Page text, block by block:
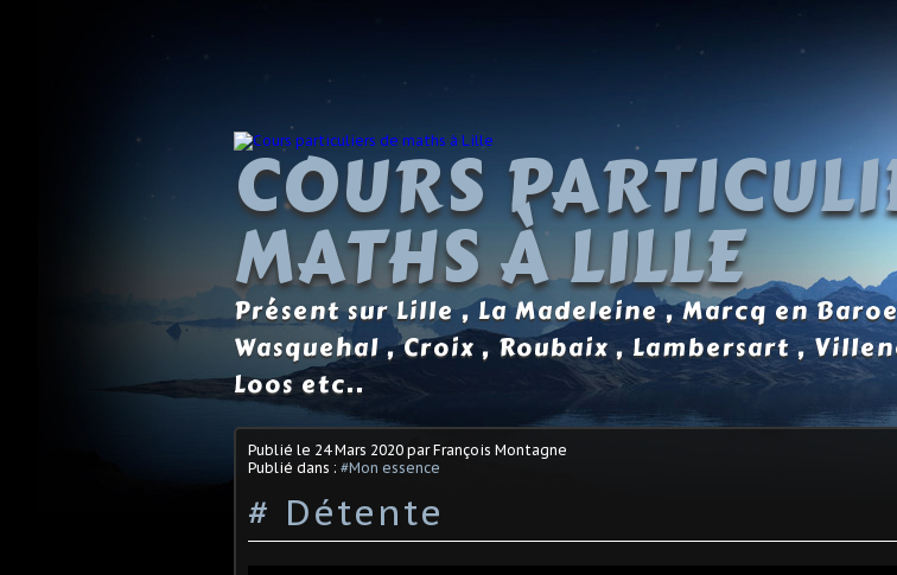
COURS
MATHS À LILLE
Présent sur Lille , La Madeleine , Marcq en
Wasquehal , Croix , Roubaix , Lambersart ,
Loos etc..
Publié le 24 Mars 2020 par François Montagne
Publié dans : #Mon essence
# Détente